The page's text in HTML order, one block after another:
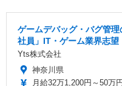
ゲームデバッグ・バグ管
社員」IT・ゲーム業界志
Yts株式会社
神奈川県
月給32万1,200円～50万円